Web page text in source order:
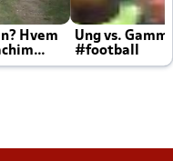
Hvem
Ung vs.
#football